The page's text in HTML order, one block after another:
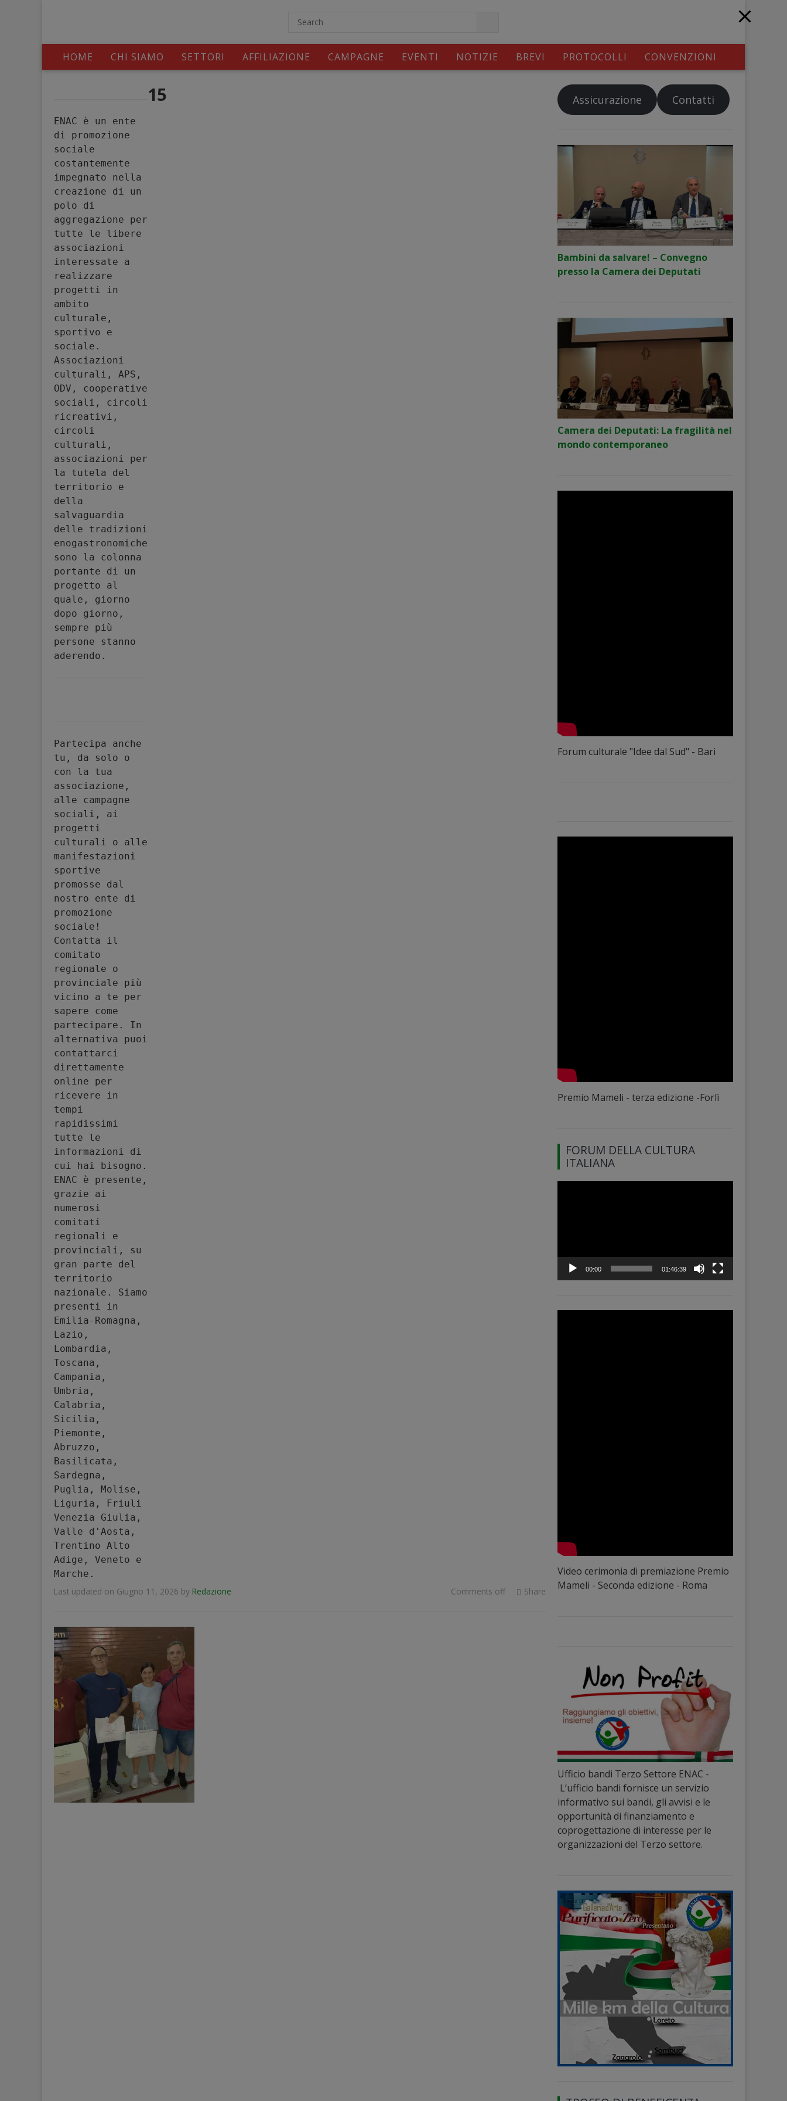
HOME CHI SIAMO SETTORI AFFILIAZIONE CAMPAGNE EVENTI NOTIZIE BREVI PROTOCOLLI CONVENZIONI
ENAC è un ente
di promozione
sociale
costantemente
impegnato nella
creazione di un
polo di
aggregazione per
tutte le libere
associazioni
interessate a
realizzare
progetti in
ambito
culturale,
sportivo e
sociale.
Associazioni
culturali, APS,
ODV, cooperative
sociali, circoli
ricreativi,
circoli
culturali,
associazioni per
la tutela del
territorio e
della
salvaguardia
delle tradizioni
enogastronomiche
sono la colonna
portante di un
progetto al
quale, giorno
dopo giorno,
sempre più
persone stanno
aderendo.
Partecipa anche
tu, da solo o
con la tua
associazione,
alle campagne
sociali, ai
progetti
culturali o alle
manifestazioni
sportive
promosse dal
nostro ente di
promozione
sociale!
Contatta il
comitato
regionale o
provinciale più
vicino a te per
sapere come
partecipare. In
alternativa puoi
contattarci
direttamente
online per
ricevere in
tempi
rapidissimi
tutte le
informazioni di
cui hai bisogno.
ENAC è presente,
grazie ai
numerosi
comitati
regionali e
provinciali, su
gran parte del
territorio
nazionale. Siamo
presenti in
Emilia-Romagna,
Lazio,
Lombardia,
Toscana,
Campania,
Umbria,
Calabria,
Sicilia,
Piemonte,
Abruzzo,
Basilicata,
Sardegna,
Puglia, Molise,
Liguria, Friuli
Venezia Giulia,
Valle d'Aosta,
Trentino Alto
Adige, Veneto e
Marche.
15
Last updated on Giugno 11, 2026 by Redazione Comments off Share
Assicurazione Contatti
Bambini da salvare! – Convegno
presso la Camera dei Deputati
Camera dei Deputati: La fragilità nel
mondo contemporaneo
Forum culturale "Idee dal Sud" - Bari
Premio Mameli - terza edizione -Forlì
FORUM DELLA CULTURA
ITALIANA
00:00 01:46:39
Video cerimonia di premiazione Premio
Mameli - Seconda edizione - Roma
Ufficio bandi Terzo Settore ENAC -
L’ufficio bandi fornisce un servizio
informativo sui bandi, gli avvisi e le
opportunità di finanziamento e
coprogettazione di interesse per le
organizzazioni del Terzo settore.